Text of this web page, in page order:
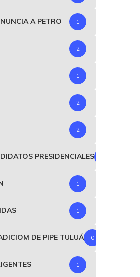
A PETRO 1
2
1
2
2
PRESIDENCIALES
1
1
DE PIPE TULUÁ 0
1